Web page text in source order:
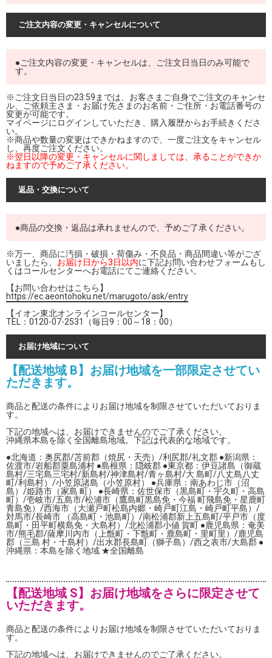
ご注文内容の変更・キャンセルについて
●ご注文内容の変更・キャンセルは、ご注文日当日のみ可能で
す。
※ご注文日当日の23:59までは、お客さまご自身でご注文のキャンセ
ル、ご依頼主さま・お届け先さまのお名前・ご住所・お電話番号の
変更が可能です。
マイページにログインしていただき、購入履歴からお手続きくださ
い。
※商品や数量の変更はできかねますので、一度ご注文をキャンセル
し、再度ご注文ください。
※翌日以降の変更・キャンセルに関しましては、承ることができか
ねますので予めご了承ください。
返品・交換について
●商品の交換・返品は承れませんので、予めご了承ください。
※万一、商品に汚損・破損・荷傷み・不良品・商品間違い等がござ
いましたら、 お届け日から3日以内に下記お問い合わせフォームもし
くはコールセンターへお電話にてご連絡ください。
【お問い合わせはこちら】
https://ec.aeontohoku.net/marugoto/ask/entry
【イオン東北オンラインコールセンター】
TEL：0120-07-2531（毎日9：00～18：00）
お届け地域について
【配送地域 B】お届け地域を一部限定させてい
ただきます。
商品と配送の条件によりお届け地域を制限させていただいておりま
す。
下記の地域へは、お届けできませんのでご了承ください。
沖縄県本島を除く全国離島地域。下記は代表的な地域です。
●北海道：奥尻郡/苫前郡（焼尻・天売）/利尻郡/礼文郡 ●新潟県：
佐渡市/岩船郡粟島浦村 ●島根県：隠岐郡 ●東京都：伊豆諸島（御蔵
島村/三宅島三宅村/新島村/神津島村/青ヶ島村/大 島町/八丈島八丈
町/利島村）/小笠原諸島（小笠原村） ●兵庫県：南あわじ市（沼
島）/姫路市（家島 町） ●長崎県：佐世保市（黒島町・宇久町・高島
町）/壱岐市/五島市/松浦市（鷹島町黒島免・今福 町飛島免・星鹿町
青島免）/西海市（大瀬戸町松島内郷・崎戸町江島・崎戸町平島）/
対馬市/長崎市 （高島町・池島町）/南松浦郡新上五島町/平戸市（度
島町・田平町横島免・大島村）/北松浦郡小値 賀町 ●鹿児島県：奄美
市/熊毛郡/薩摩川内市（上甑町・下甑町・鹿島町・里町里）/鹿児島
郡（三島 村・十島村）/出水郡長島町（獅子島）/西之表市/大島郡 ●
沖縄県：本島を除く地域 ★全国離島
【配送地域 S】お届け地域をさらに限定させて
いただきます。
商品と配送の条件によりお届け地域を制限させていただいておりま
す。
下記の地域へは、お届けできませんのでご了承ください。